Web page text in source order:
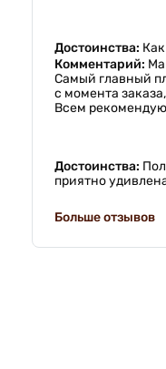
Достоинства:
Комментарий:
Самый главный
с момента
Всем
Достоинства:
приятно
Больше отзывов